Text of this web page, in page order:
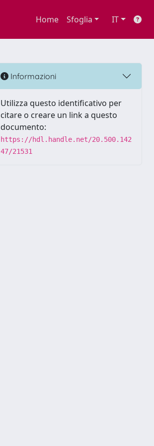
Home Sfoglia IT
Informazioni
Utilizza questo identificativo per
citare o creare un link a questo
documento:
https://hdl.handle.net/20.500.142
47/21531